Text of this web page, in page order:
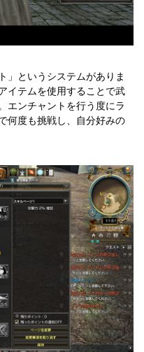
」というシステムがありま
イテムを使用することで武
エンチャントを行う度にラ
何度も挑戦し、自分好みの